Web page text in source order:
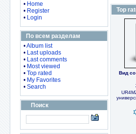
• Home
• Register
• Login
По всем разделам
•Album list
• Last uploads
• Last comments
• Most viewed
• Top rated
• My Favorites
• Search
Поиск
Top
Вид